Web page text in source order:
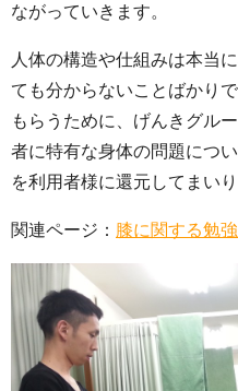
ながっていきます。
人体の構造や仕組みは本当
ても分からないことばかり
もらうために、げんきグル
者に特有な身体の問題につ
を利用者様に還元してまいり
関連ページ： 膝に関する勉